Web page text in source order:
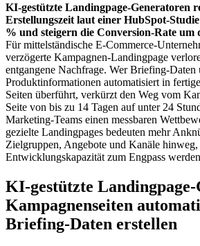
KI-gestützte Landingpage-Generatoren
Erstellungszeit laut einer HubSpot-
% und steigern die Conversion-Rate
Für mittelständische E-Commerce-
verzögerte Kampagnen-Landingpage
entgangene Nachfrage. Wer Briefing-Daten
Produktinformationen automatisiert in
Seiten überführt, verkürzt den Weg vom
Seite von bis zu 14 Tagen auf unter 24
Marketing-Teams einen messbaren
gezielte Landingpages bedeuten mehr
Zielgruppen, Angebote und Kanäle hinweg,
Entwicklungskapazität zum Engpass
KI-gestützte
Kampagnenseiten
Briefing-Daten erstellen